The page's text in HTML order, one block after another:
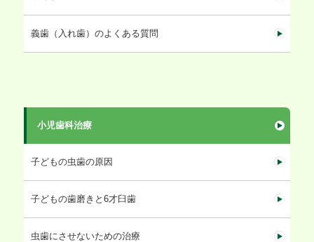
義歯（入れ歯）のよくある質問
小児歯科治療
子どもの虫歯の原因
子どもの歯磨きと6才臼歯
虫歯にさせないための治療